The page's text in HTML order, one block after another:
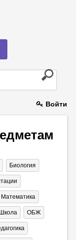
Войти
Биология
Математика
ОБЖ